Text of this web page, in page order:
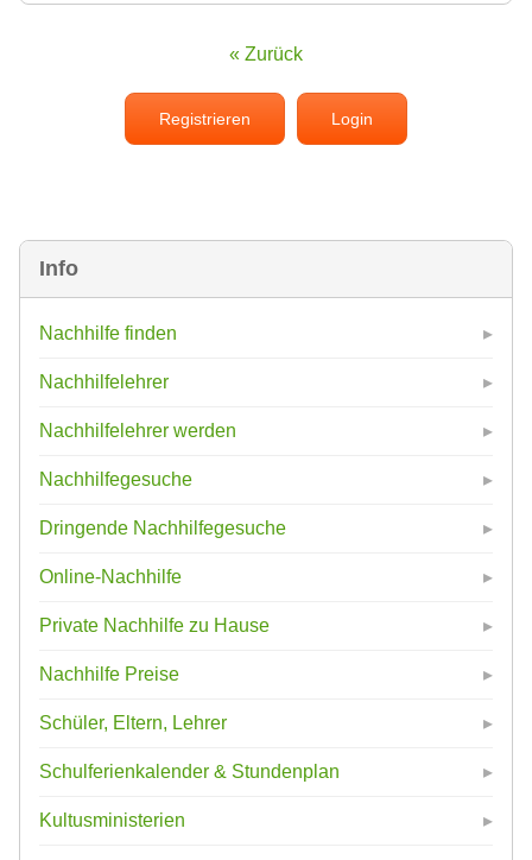
Info
Nachhilfe finden
Nachhilfelehrer
Nachhilfelehrer werden
Nachhilfegesuche
Dringende Nachhilfegesuche
Online-Nachhilfe
Private Nachhilfe zu Hause
Nachhilfe Preise
Schüler, Eltern, Lehrer
Schulferienkalender & Stundenplan
Kultusministerien
« Zurück
Registrieren Login